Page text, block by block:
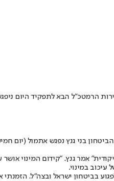
הרמטכ"ל הבא לתפקיד היום
לקראת מינוי הרמטכ"ל ה-23 של צה"ל , שר
אמר גנץ. "קידום המינוי
במינוי.
בביטחון ישראל ובצה"ל.